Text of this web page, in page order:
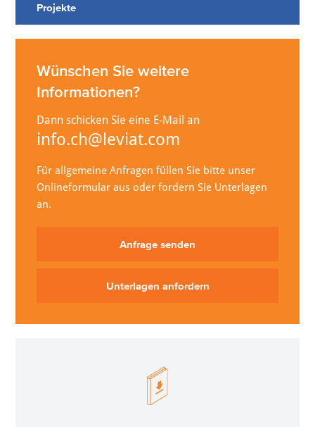
Projekte
Wünschen Sie weitere
Informationen?
Dann schicken Sie eine E-Mail an
info.ch@leviat.com
Für allgemeine Anfragen füllen Sie bitte unser
Onlineformular aus oder fordern Sie Unterlagen
an.
Anfrage senden
Unterlagen anfordern